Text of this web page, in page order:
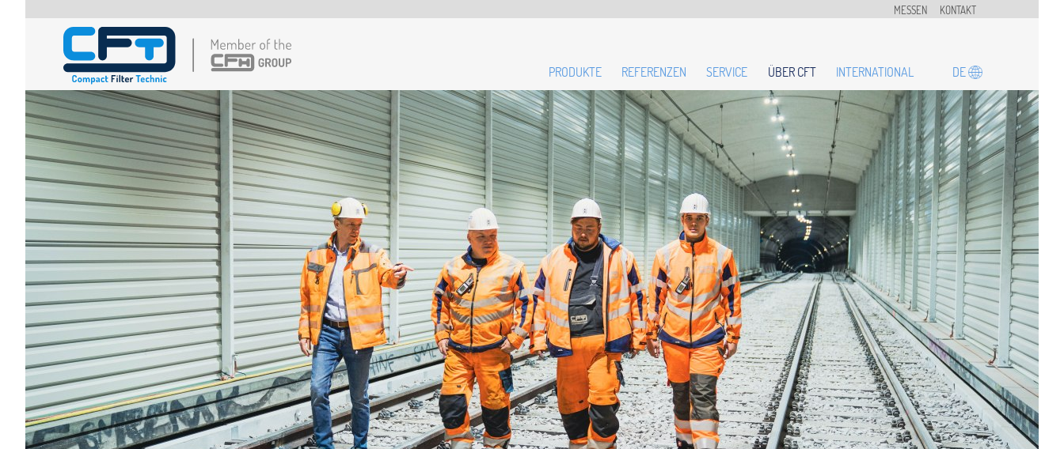
MESSEN KONTAKT
PRODUKTE REFERENZEN SERVICE ÜBER CFT INTERNATIONAL DE